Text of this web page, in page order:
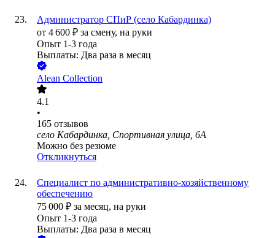
Администратор СПиР (село Кабардинка)
от 4 600 ₽ за смену, на руки
Опыт 1-3 года
Выплаты: Два раза в месяц
Alean Collection
4.1
•
165 отзывов
село Кабардинка, Спортивная улица, 6А
Можно без резюме
Откликнуться
Специалист по административно-хозяйственному
обеспечению
75 000 ₽ за месяц, на руки
Опыт 1-3 года
Выплаты: Два раза в месяц